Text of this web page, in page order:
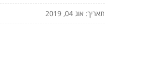
תאריך: אוג 04, 2019